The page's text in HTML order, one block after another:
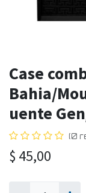
Case
Bahia/
uente
(0
$ 45,00